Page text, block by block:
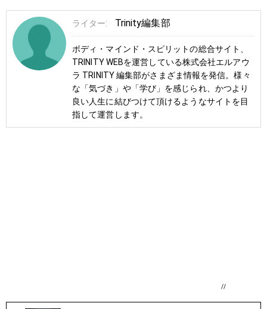
ライター: Trinity編集部
ボディ・マインド・スピリットの総合サイト、
TRINITY WEBを運営している株式会社エルアウ
ラ TRINITY 編集部がさまざま情報を発信。様々
な「気づき」や「学び」を感じられ、かつより
良い人生に結びつけて頂けるようなサイトを目
指して運営します。
//